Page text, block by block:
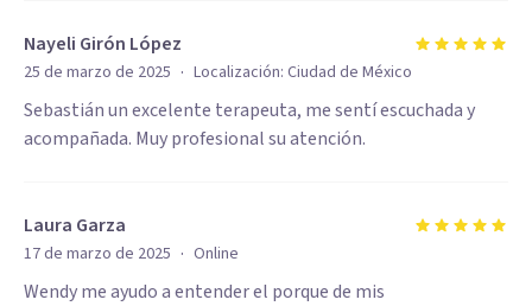
Nayeli Girón López
25 de marzo de 2025 · Localización: Ciudad de México
Sebastián un excelente terapeuta, me sentí escuchada y
acompañada. Muy profesional su atención.
Laura Garza
17 de marzo de 2025 · Online
Wendy me ayudo a entender el porque de mis